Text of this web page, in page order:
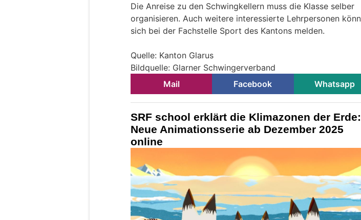
Die Anreise zu den Schwingkellern muss die Klasse selber
organisieren. Auch weitere interessierte Lehrpersonen
sich bei der Fachstelle Sport des Kantons melden.
Quelle: Kanton Glarus
Bildquelle: Glarner Schwingerverband
Mail
Facebook Whatsapp
SRF school erklärt die Klimazonen der Erde:
Neue Animationsserie ab Dezember 2025
online